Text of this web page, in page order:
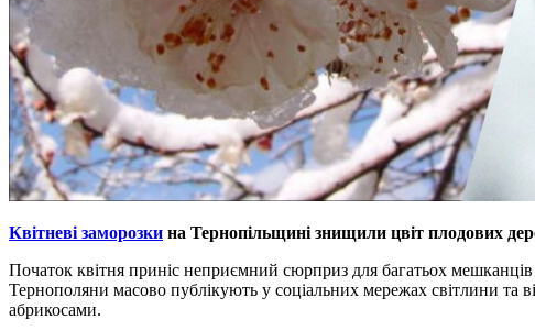
Квітневі заморозки на Тернопільщині знищили цвіт плодових
Початок квітня приніс неприємний сюрприз для багатьох
Тернополяни масово публікують у соціальних мережах світлини та
абрикосами.